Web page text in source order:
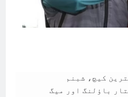
کیچ، شبنم
باؤلنگ اور میگ